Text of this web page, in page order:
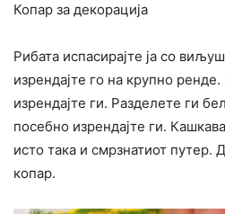
Копар за декорација
Рибата испасирајте ја со
изрендајте го на крупно
изрендајте ги. Разделете ги
посебно изрендајте ги.
исто така и смрзнатиот путер.
копар.